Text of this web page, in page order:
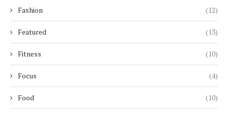
Fashion (12)
Featured (13)
Fitness (10)
Focus (4)
Food (10)